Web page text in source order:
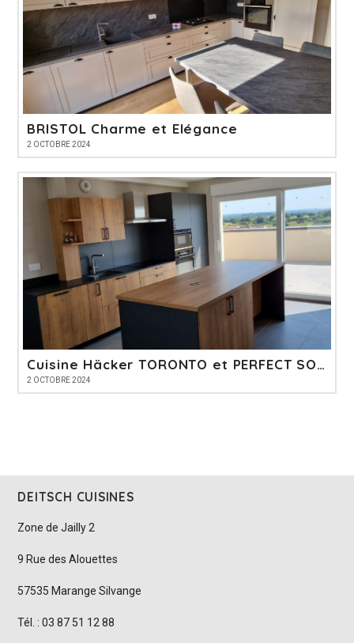
BRISTOL Charme et Elégance
2 OCTOBRE 2024
Cuisine Häcker TORONTO et PERFECT SOFT
2 OCTOBRE 2024
DEITSCH CUISINES
Zone de Jailly 2
9 Rue des Alouettes
57535 Marange Silvange
Tél. : 03 87 51 12 88